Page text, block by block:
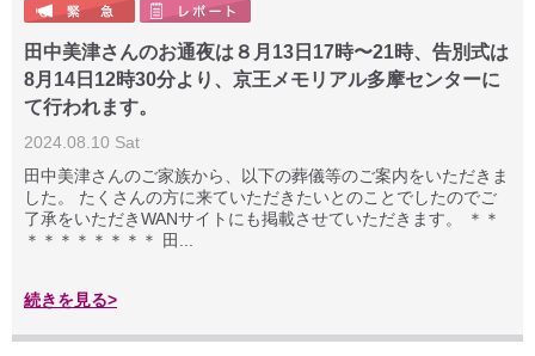
田中美津さんのお通夜は８月13日17時〜21時、告別式は
8月14日12時30分より、京王メモリアル多摩センターに
て行われます。
2024.08.10 Sat
田中美津さんのご家族から、以下の葬儀等のご案内をいただきま
した。 たくさんの方に来ていただきたいとのことでしたのでご
了承をいただきWANサイトにも掲載させていただきます。 ＊＊
＊＊＊＊＊＊＊＊ 田...
続きを見る>